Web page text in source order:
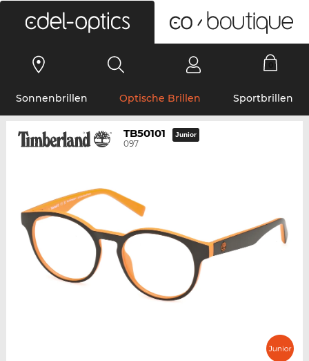
Sonnenbrillen Optische Brillen Sportbrillen
TB50101
097
Junior